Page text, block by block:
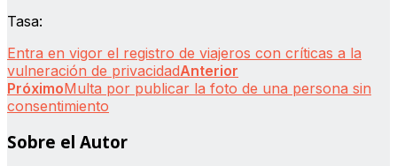
Tasa:
Entra en vigor el registro de viajeros con críticas a la
vulneración de privacidadAnterior
PróximoMulta por publicar la foto de una persona sin
consentimiento
Sobre el Autor